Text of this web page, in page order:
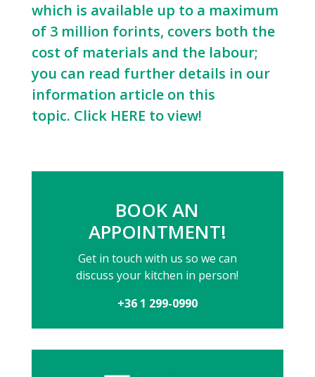
which is available up to a maximum
of 3 million forints, covers both the
cost of materials and the labour;
you can read further details in our
information article on this
topic. Click HERE to view!
BOOK AN
APPOINTMENT!
Get in touch with us so we can
discuss your kitchen in person!
+36 1 299-0990